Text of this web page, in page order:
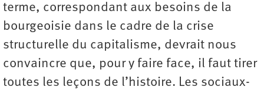
terme, correspondant aux besoins de la
bourgeoisie dans le cadre de la crise
structurelle du capitalisme, devrait nous
convaincre que, pour y faire face, il faut tirer
toutes les leçons de l’histoire. Les sociaux-